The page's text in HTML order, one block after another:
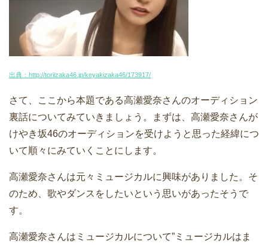
出典：http://toriizaka46.jp/keyakizaka46/173917/
さて、ここから本題である高瀬愛奈さんのオーディション
裏話についてみていきましょう。まずは、高瀬愛奈さんが
けやき坂46のオーディションを受けようと思った経緯につ
いて順々にみていくことにします。
高瀬愛奈さんは元々ミュージカルに興味がありました。そ
のため、歌やダンスをしたいという思いがあったそうで
す。
高瀬愛奈さんはミュージカルについて”ミュージカルはま